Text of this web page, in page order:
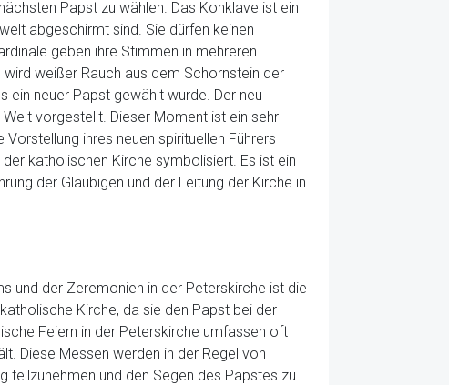
Papst zu wählen. Das Konklave ist ein
abgeschirmt sind. Sie dürfen keinen
geben ihre Stimmen in mehreren
weißer Rauch aus dem Schornstein der
ein neuer Papst gewählt wurde. Der neu
vorgestellt. Dieser Moment ist ein sehr
ihres neuen spirituellen Führers
katholischen Kirche symbolisiert. Es ist ein
der Gläubigen und der Leitung der Kirche in
und der Zeremonien in der Peterskirche ist die
Kirche, da sie den Papst bei der
Feiern in der Peterskirche umfassen oft
Diese Messen werden in der Regel von
teilzunehmen und den Segen des Papstes zu